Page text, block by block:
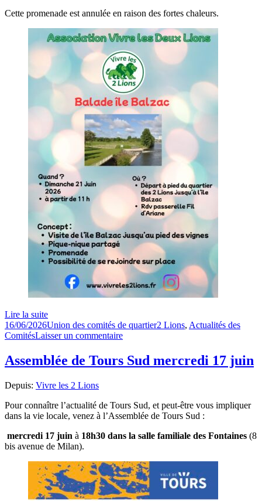
juillet
Cette promenade est annulée en raison des fortes chaleurs.
Lire la suite
Publié
le
16/06/2026Auteur
Union des comités de quartierCatégories
2 Lions, Actualités des
ComitésLaisser un commentairesur
:
Promenade
Assemblée de Tours Sud mercredi 17 juin
Depuis: Vivre les 2 Lions
Pour connaître l’actualité de Tours Sud, et peut-être vous impliquer
dans la vie locale, venez à l’Assemblée de Tours Sud :
mercredi 17 juin à 18h30 dans la salle familiale des Fontaines (8
bis avenue de Milan).